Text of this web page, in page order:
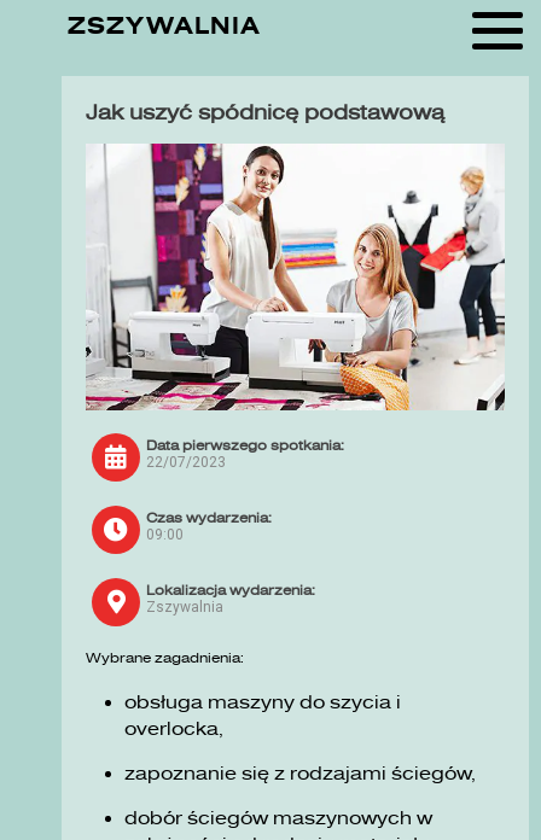
ZSZYWALNIA
Jak uszyć spódnicę podstawową
Data pierwszego spotkania:
22/07/2023
Czas wydarzenia:
09:00
Lokalizacja wydarzenia:
Zszywalnia
Wybrane zagadnienia:
obsługa maszyny do szycia i
overlocka,
zapoznanie się z rodzajami ściegów,
dobór ściegów maszynowych w